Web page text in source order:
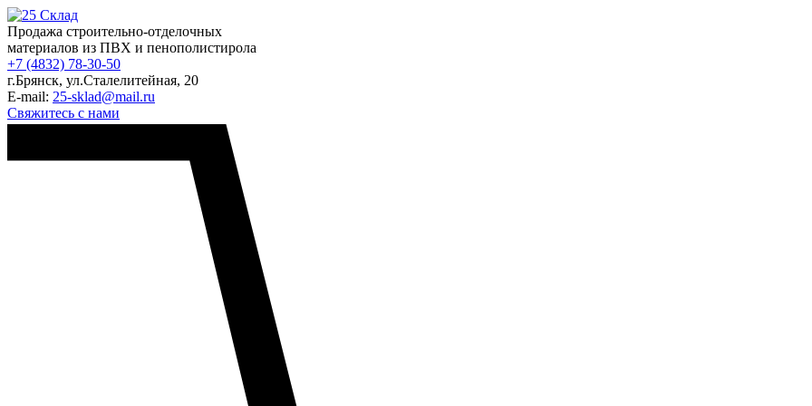
Продажа строительно-отделочных
материалов из ПВХ и пенополистирола
+7 (4832) 78-30-50
г.Брянск, ул.Сталелитейная, 20
E-mail: 25-sklad@mail.ru
Свяжитесь с нами